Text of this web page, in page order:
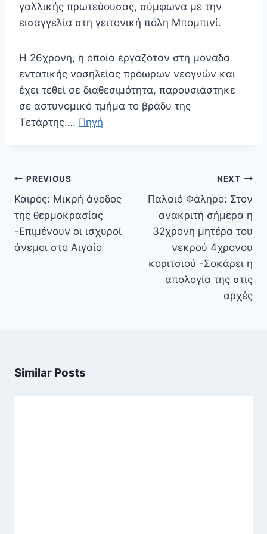
γαλλικής πρωτεύουσας, σύμφωνα με την
εισαγγελία στη γειτονική πόλη Μπομπινί.
Η 26χρονη, η οποία εργαζόταν στη μονάδα
εντατικής νοσηλείας πρόωρων νεογνών και
έχει τεθεί σε διαθεσιμότητα, παρουσιάστηκε
σε αστυνομικό τμήμα το βράδυ της
Τετάρτης…. Πηγή
Πλοήγηση
άρθρων
PREVIOUS
Καιρός: Μικρή άνοδος
της θερμοκρασίας
-Επιμένουν οι ισχυροί
άνεμοι στο Αιγαίο
NEXT
Παλαιό Φάληρο: Στον
ανακριτή σήμερα η
32χρονη μητέρα του
νεκρού 4χρονου
κοριτσιού -Σοκάρει η
απολογία της στις
αρχές
Similar Posts